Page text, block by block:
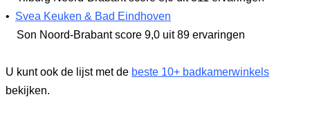
• Svea Keuken & Bad Eindhoven
Son Noord-Brabantscore 9,0 uit 89 ervaringen
U kunt ook de lijst met de beste 10+ badkamerwinkels
bekijken.